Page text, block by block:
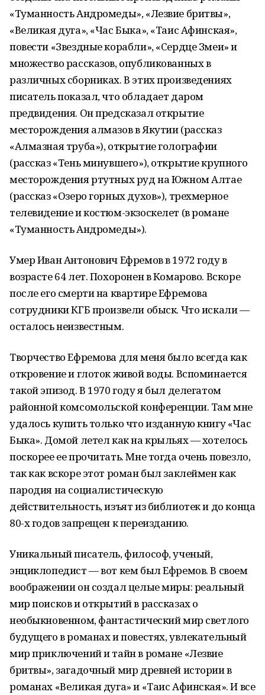
«Туманность Андромеды», «Лезвие бритвы»,
«Великая дуга», «Час Быка», «Таис Афинская»,
повести «Звездные корабли», «Сердце Змеи» и
множество рассказов, опубликованных в
различных сборниках. В этих произведениях
писатель показал, что обладает даром
предвидения. Он предсказал открытие
месторождения алмазов в Якутии (рассказ
«Алмазная труба»), открытие голографии
(рассказ «Тень минувшего»), открытие крупного
месторождения ртутных руд на Южном Алтае
(рассказ «Озеро горных духов»), трехмерное
телевидение и костюм-экзоскелет (в романе
«Туманность Андромеды»).
Умер Иван Антонович Ефремов в 1972 году в
возрасте 64 лет. Похоронен в Комарово. Вскоре
после его смерти на квартире Ефремова
сотрудники КГБ произвели обыск. Что искали —
осталось неизвестным.
Творчество Ефремова для меня было всегда как
откровение и глоток живой воды. Вспоминается
такой эпизод. В 1970 году я был делегатом
районной комсомольской конференции. Там мне
удалось купить только что изданную книгу «Час
Быка». Домой летел как на крыльях — хотелось
поскорее ее прочитать. Мне тогда очень повезло,
так как вскоре этот роман был заклеймен как
пародия на социалистическую
действительность, изъят из библиотек и до конца
80-х годов запрещен к переизданию.
Уникальный писатель, философ, ученый,
энциклопедист — вот кем был Ефремов. В своем
воображении он создал целые миры: реальный
мир поисков и открытий в рассказах о
необыкновенном, фантастический мир светлого
будущего в романах и повестях, увлекательный
мир приключений и тайн в романе «Лезвие
бритвы», загадочный мир древней истории в
романах «Великая дуга» и «Таис Афинская». И все